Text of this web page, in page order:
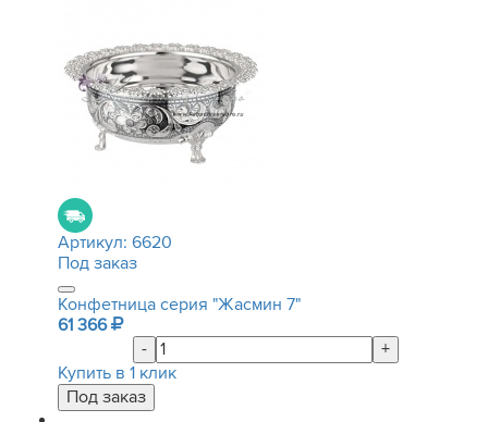
Артикул: 6620
Под заказ
Конфетница серия "Жасмин 7"
61 366
-
+
Купить в 1 клик